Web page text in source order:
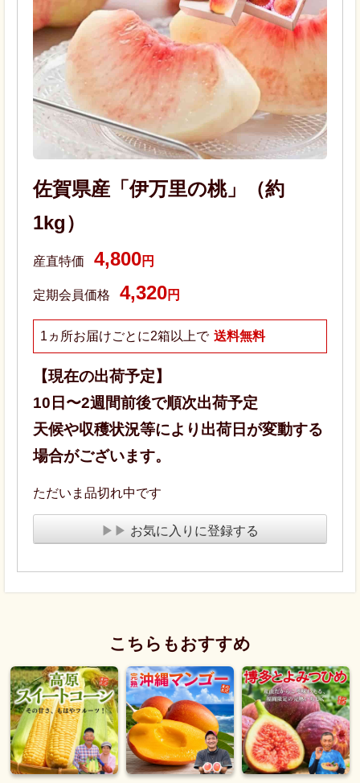
佐賀県産「伊万里の桃」（約
1kg）
産直特価 4,800円
定期会員価格 4,320円
1ヵ所お届けごとに2箱以上で 送料無料
【現在の出荷予定】
10日〜2週間前後で順次出荷予定
天候や収穫状況等により出荷日が変動する
場合がございます。
ただいま品切れ中です
▶▶ お気に入りに登録する
こちらもおすすめ